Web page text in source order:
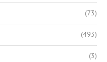
(73)
(493)
(3)